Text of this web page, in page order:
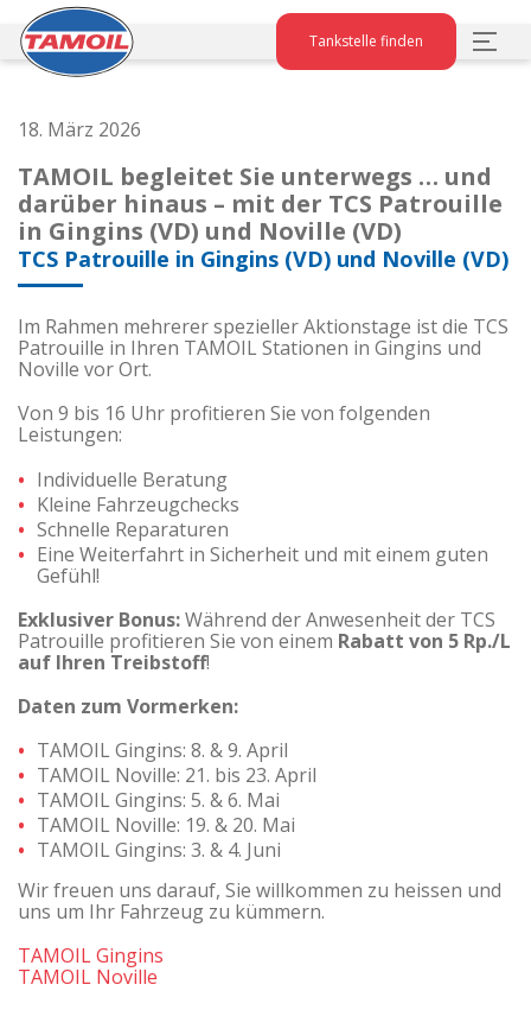
Tankstelle finden
18. März 2026
TAMOIL begleitet Sie unterwegs … und
darüber hinaus – mit der TCS Patrouille
in Gingins (VD) und Noville (VD)
TCS Patrouille in Gingins (VD) und Noville (VD)
Im Rahmen mehrerer spezieller Aktionstage ist die TCS
Patrouille in Ihren TAMOIL Stationen in Gingins und
Noville vor Ort.
Von 9 bis 16 Uhr profitieren Sie von folgenden
Leistungen:
Individuelle Beratung
Kleine Fahrzeugchecks
Schnelle Reparaturen
Eine Weiterfahrt in Sicherheit und mit einem guten
Gefühl!
Exklusiver Bonus:Während der Anwesenheit der TCS
Patrouille profitieren Sie von einem Rabatt von 5 Rp./L
auf Ihren Treibstoff!
Daten zum Vormerken:
TAMOIL Gingins: 8. & 9. April
TAMOIL Noville: 21. bis 23. April
TAMOIL Gingins: 5. & 6. Mai
TAMOIL Noville: 19. & 20. Mai
TAMOIL Gingins: 3. & 4. Juni
Wir freuen uns darauf, Sie willkommen zu heissen und
uns um Ihr Fahrzeug zu kümmern.
TAMOIL Gingins
TAMOIL Noville